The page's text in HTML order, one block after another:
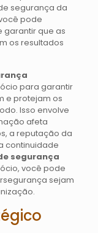
segurança da
pode
que as
os resultados
para garantir
e protejam os
Isso envolve
afeta
a reputação da
continuidade
segurança
você pode
sejam